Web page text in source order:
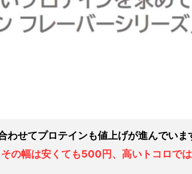
せてプロテインも値上げが進んでいま
その幅は安くても500円、高いトコロで